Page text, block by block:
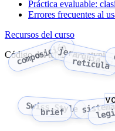
Práctica evaluable:
Errores frecuentes al
Recursos del curso
Código del tema: vox atypi
composiciónjerarquía
retícula
Swiss Style
brief